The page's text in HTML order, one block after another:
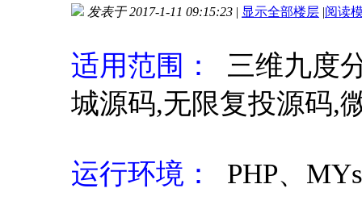
发表于 2017-1-11 09:15:23 | 显示全部楼层 |阅读
适用范围：
三维九度
城源码,无限复投源码,
运行环境： PHP、